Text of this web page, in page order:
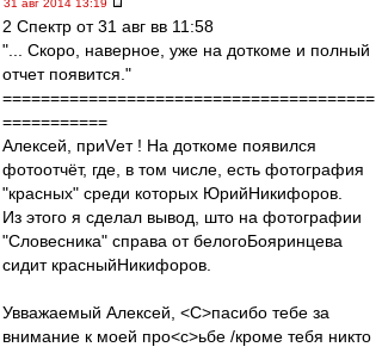
31 авг 2014 13:19
2 Спектр от 31 авг вв 11:58
"... Скоро, наверное, уже на доткоме и полный
отчет появится."
=======================================
===========
Алексей, приVет ! На доткоме появился
фотоотчёт, где, в том числе, есть фотография
"красных" среди которых ЮрийНикифоров.
Из этого я сделал вывод, што на фотографии
"Словесника" справа от белогоБояринцева
сидит красныйНикифоров.
Увважаемый Алексей, <C>пасибо тебе за
внимание к моей про<c>ьбе /кроме тебя никто